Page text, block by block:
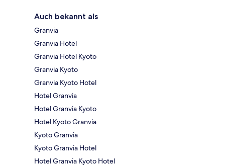
Auch bekannt als
Granvia
Granvia Hotel
Granvia Hotel Kyoto
Granvia Kyoto
Granvia Kyoto Hotel
Hotel Granvia
Hotel Granvia Kyoto
Hotel Kyoto Granvia
Kyoto Granvia
Kyoto Granvia Hotel
Hotel Granvia Kyoto Hotel